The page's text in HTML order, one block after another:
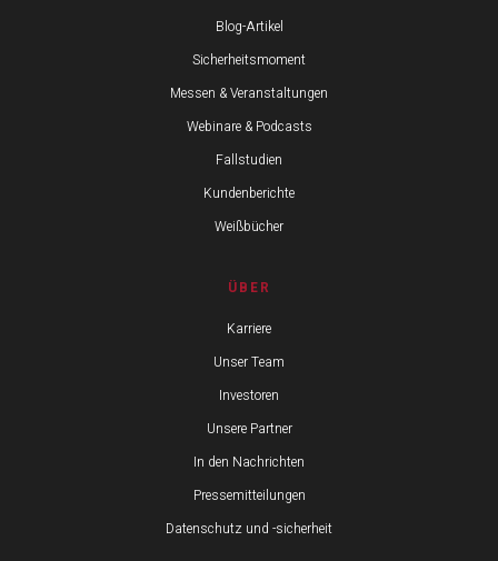
Blog-Artikel
Sicherheitsmoment
Messen & Veranstaltungen
Webinare & Podcasts
Fallstudien
Kundenberichte
Weißbücher
ÜBER
Karriere
Unser Team
Investoren
Unsere Partner
In den Nachrichten
Pressemitteilungen
Datenschutz und -sicherheit